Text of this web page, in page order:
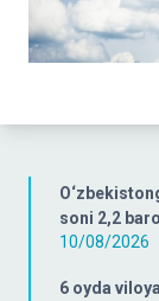
soni 2,2
10/08/2026
6 oyda